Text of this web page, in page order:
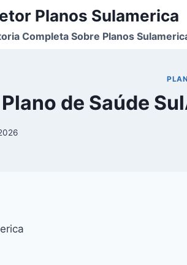
Planos Sulamerica
Completa Sobre Planos
Plano de Saúde